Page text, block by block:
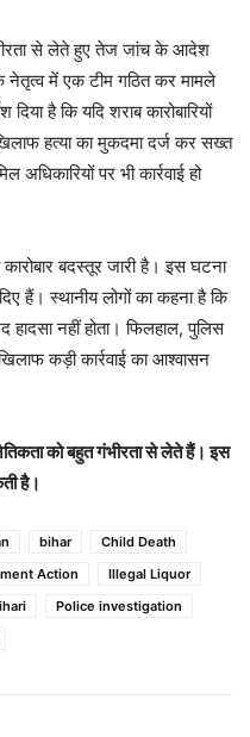
से लेते हुए तेज जांच के आदेश
नेतृत्व में एक टीम गठित कर मामले
है कि यदि शराब कारोबारियों
हत्या का मुकदमा दर्ज कर सख्त
अधिकारियों पर भी कार्रवाई हो
बदस्तूर जारी है। इस घटना
हैं। स्थानीय लोगों का कहना है कि
नहीं होता। फिलहाल, पुलिस
कड़ी कार्रवाई का आश्वासन
को बहुत गंभीरता से लेते हैं। इस
है।
bihar
Child Death
Action
Illegal Liquor
Police investigation